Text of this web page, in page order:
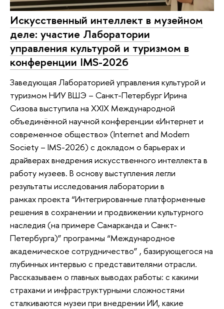
Искусственный интеллект в музейном
деле: участие Лаборатории
управления культурой и туризмом в
конференции IMS-2026
Заведующая Лабораторией управления культурой и
туризмом НИУ ВШЭ – Санкт-Петербург Ирина
Сизова выступила на XXIX Международной
объединённой научной конференции «Интернет и
современное общество» (Internet and Modern
Society – IMS-2026) с докладом о барьерах и
драйверах внедрения искусственного интеллекта в
работу музеев. В основу выступления легли
результаты исследования лаборатории в
рамках проекта “Интегрированные платформенные
решения в сохранении и продвижении культурного
наследия (на примере Самарканда и Санкт-
Петербурга)” программы “Международное
академическое сотрудничество” , базирующегося на
глубинных интервью с представителями отрасли.
Рассказываем о главных выводах работы: с какими
страхами и инфраструктурными сложностями
сталкиваются музеи при внедрении ИИ, какие